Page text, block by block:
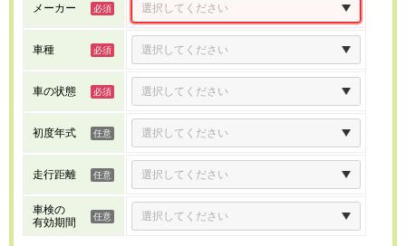
メーカー
車種
車の状態
初度年式
走行距離
車検の
有効期間